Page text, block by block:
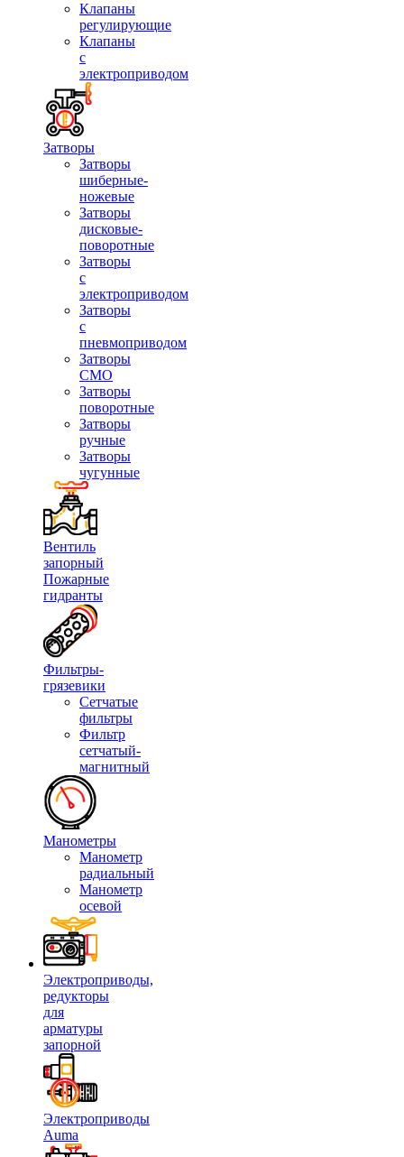
Клапаны
регулирующие
Клапаны
с
электроприводом
Затворы
Затворы
шиберные-
ножевые
Затворы
дисковые-
поворотные
Затворы
с
электроприводом
Затворы
с
пневмоприводом
Затворы
СМО
Затворы
поворотные
Затворы
ручные
Затворы
чугунные
Вентиль
запорный
Пожарные
гидранты
Фильтры-
грязевики
Сетчатые
фильтры
Фильтр
сетчатый-
магнитный
Манометры
Манометр
радиальный
Манометр
осевой
Электроприводы,
редукторы
для
арматуры
запорной
Электроприводы
Auma